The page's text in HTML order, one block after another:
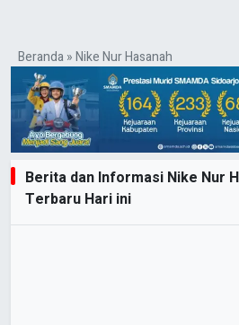
Beranda»Nike Nur Hasanah
Berita dan Informasi Nike Nur
Terbaru Hari ini